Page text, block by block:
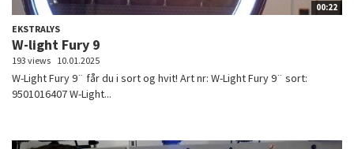
00:22
EKSTRALYS
W-light Fury 9
193 views 10.01.2025
W-Light Fury 9¨ får du i sort og hvit! Art nr: W-Light Fury 9¨ sort:
9501016407 W-Light...